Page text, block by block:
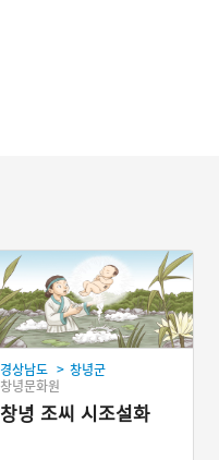
경상남도 > 창녕군
창녕문화원
창녕 조씨 시조설화